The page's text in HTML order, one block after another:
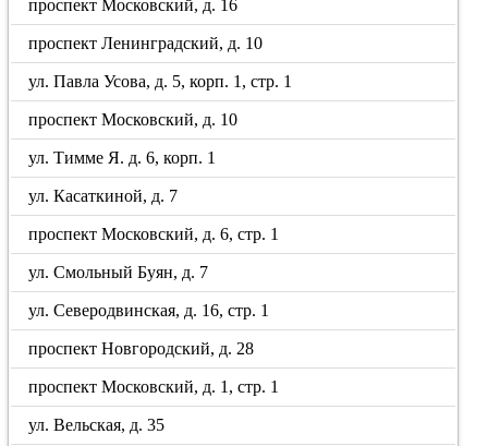
проспект Московский, д. 16
проспект Ленинградский, д. 10
ул. Павла Усова, д. 5, корп. 1, стр. 1
проспект Московский, д. 10
ул. Тимме Я. д. 6, корп. 1
ул. Касаткиной, д. 7
проспект Московский, д. 6, стр. 1
ул. Смольный Буян, д. 7
ул. Северодвинская, д. 16, стр. 1
проспект Новгородский, д. 28
проспект Московский, д. 1, стр. 1
ул. Вельская, д. 35